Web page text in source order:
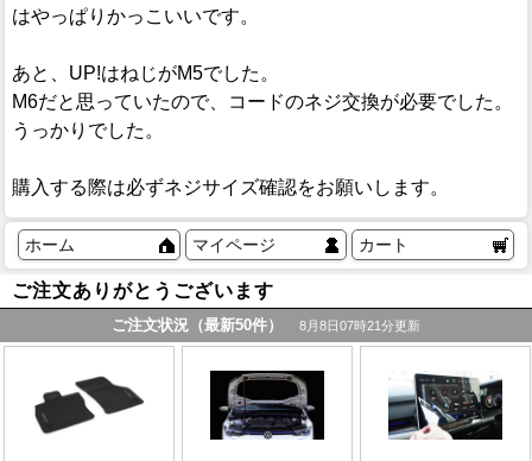
はやっぱりかっこいいです。
あと、UP!はねじがM5でした。
M6だと思っていたので、コードのネジ交換が必要でした。
うっかりでした。
購入する際は必ずネジサイズ確認をお願いします。
ホーム マイページ カート
ご注文ありがとうございます